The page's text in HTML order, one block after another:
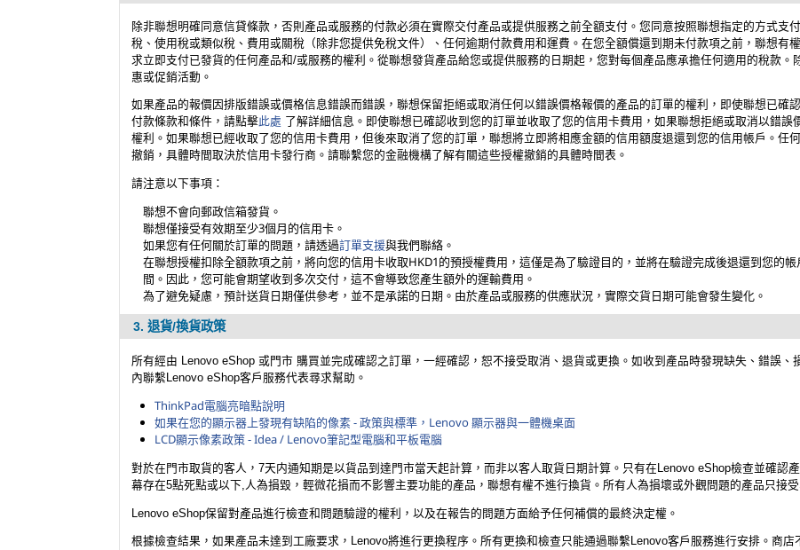
除非聯想明確同意信貸條款，否則產品或服務的付款必須在實際交付產品或提供服務之前全額支付。您同意按照聯想指定的方式支
稅、使用稅或類似稅、費用或關稅（除非您提供免稅文件）、任何逾期付款費用和運費。在您全額償還到期未付款項之前，聯想有
求立即支付已發貨的任何產品和/或服務的權利。從聯想發貨產品給您或提供服務的日期起，您對每個產品應承擔任何適用的稅款
惠或促銷活動。
如果產品的報價因排版錯誤或價格信息錯誤而錯誤，聯想保留拒絕或取消任何以錯誤價格報價的產品的訂單的權利，即使聯想已確
付款條款和條件，請點擊此處 了解詳細信息。即使聯想已確認收到您的訂單並收取了您的信用卡費用，如果聯想拒絕或取消以錯
權利。如果聯想已經收取了您的信用卡費用，但後來取消了您的訂單，聯想將立即將相應金額的信用額度退還到您的信用帳戶。任
撤銷，具體時間取決於信用卡發行商。請聯繫您的金融機構了解有關這些授權撤銷的具體時間表。
請注意以下事項：
聯想不會向郵政信箱發貨。
聯想僅接受有效期至少3個月的信用卡。
如果您有任何關於訂單的問題，請透過訂單支援與我們聯絡。
在聯想授權扣除全額款項之前，將向您的信用卡收取HKD1的預授權費用，這僅是為了驗證目的，並將在驗證完成後退還到您的
間。因此，您可能會期望收到多次交付，這不會導致您產生額外的運輸費用。
為了避免疑慮，預計送貨日期僅供參考，並不是承諾的日期。由於產品或服務的供應狀況，實際交貨日期可能會發生變化。
3. 退貨/換貨政策
所有經由 Lenovo eShop 或門市 購買並完成確認之訂單，一經確認，恕不接受取消、退貨或更換。如收到產品時發現缺失、錯誤
內聯繫Lenovo eShop客戶服務代表尋求幫助。
ThinkPad電腦亮暗點說明
如果在您的顯示器上發現有缺陷的像素 - 政策與標準，Lenovo 顯示器與一體機桌面
LCD顯示像素政策 - Idea / Lenovo筆記型電腦和平板電腦
對於在門市取貨的客人，7天内通知期是以貨品到達門市當天起計算，而非以客人取貨日期計算。只有在Lenovo eShop檢查並確認
幕存在5點死點或以下,人為損毀，輕微花損而不影響主要功能的產品，聯想有權不進行換貨。所有人為損壞或外觀問題的產品只接受
Lenovo eShop保留對產品進行檢查和問題驗證的權利，以及在報告的問題方面給予任何補償的最終決定權。
根據檢查結果，如果產品未達到工廠要求，Lenovo將進行更換程序。所有更換和檢查只能通過聯繫Lenovo客戶服務進行安排。商